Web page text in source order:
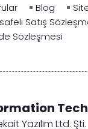
Yazılım Ltd. Şti.
Blog
Satış
Sözleşmesi